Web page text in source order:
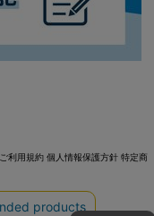
ご利用規約 個人情報保護方針 特定商